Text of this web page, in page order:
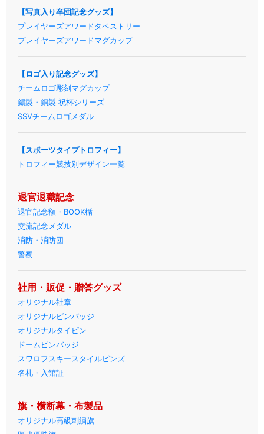
【写真入り卒団記念グッズ】
プレイヤーズアワードタペストリー
プレイヤーズアワードマグカップ
【ロゴ入り記念グッズ】
チームロゴ彫刻マグカップ
錫製・銅製 祝杯シリーズ
SSVチームロゴメダル
【スポーツタイプトロフィー】
トロフィー競技別デザイン一覧
退官退職記念
退官記念額・BOOK楯
交流記念メダル
消防・消防団
警察
社用・販促・贈答グッズ
オリジナル社章
オリジナルピンバッジ
オリジナルタイピン
ドームピンバッジ
スワロフスキースタイルピンズ
名札・入館証
旗・横断幕・布製品
オリジナル高級刺繍旗